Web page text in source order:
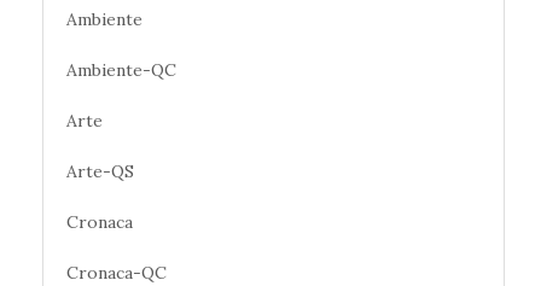
Ambiente
Ambiente-QC
Arte
Arte-QS
Cronaca
Cronaca-QC